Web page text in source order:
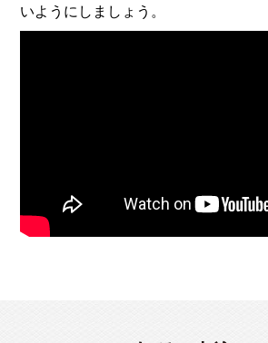
いようにしましょう。